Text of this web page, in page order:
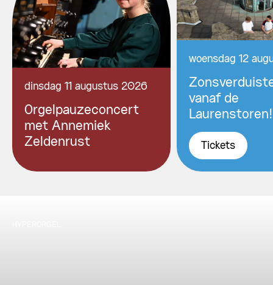
dinsdag 11 augustus 2026
Orgelpauzeconcert
met Annemiek
Zeldenrust
woensdag 12
vanaf de
Laurenstoren!
Tickets